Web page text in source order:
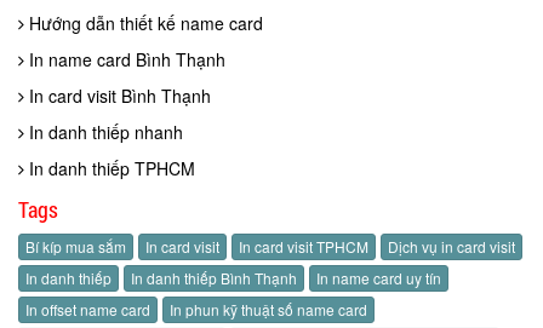
Hướng dẫn thiết kế name card
In name card Bình Thạnh
In card visit Bình Thạnh
In danh thiếp nhanh
In danh thiếp TPHCM
Tags
Bí kíp mua sắm In card visit In card visit TPHCM
Dịch vụ in card visit
In danh thiếp
In danh thiếp Bình Thạnh
In name card uy tín
In offset name card
In phun kỹ thuật số name card